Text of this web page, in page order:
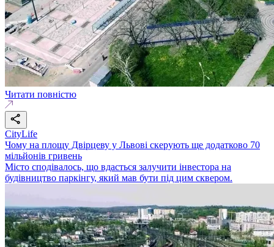
Читати повністю
CityLife
Чому на площу Двірцеву у Львові скерують ще додатково 70
мільйонів гривень
Місто сподівалось, що вдасться залучити інвестора на
будівництво паркінгу, який мав бути під цим сквером.